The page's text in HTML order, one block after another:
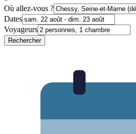
Où allez-vous ?
Dates
Voyageurs
Rechercher